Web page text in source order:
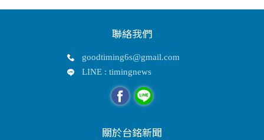
聯絡我們
goodtiming6s@gmail.com
LINE : timingnews
關於台銘新聞